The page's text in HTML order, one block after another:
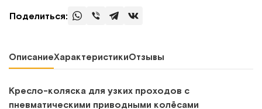
Поделиться:
ОписаниеХарактеристикиОтзывы
Кресло-коляска для узких проходов с
пневматическими приводными колёсами